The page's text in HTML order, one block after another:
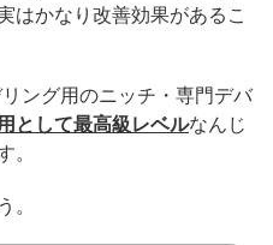
はかなり改善効果があるこ
ング用のニッチ・専門デバ
として最高級レベルなんじ
。
。